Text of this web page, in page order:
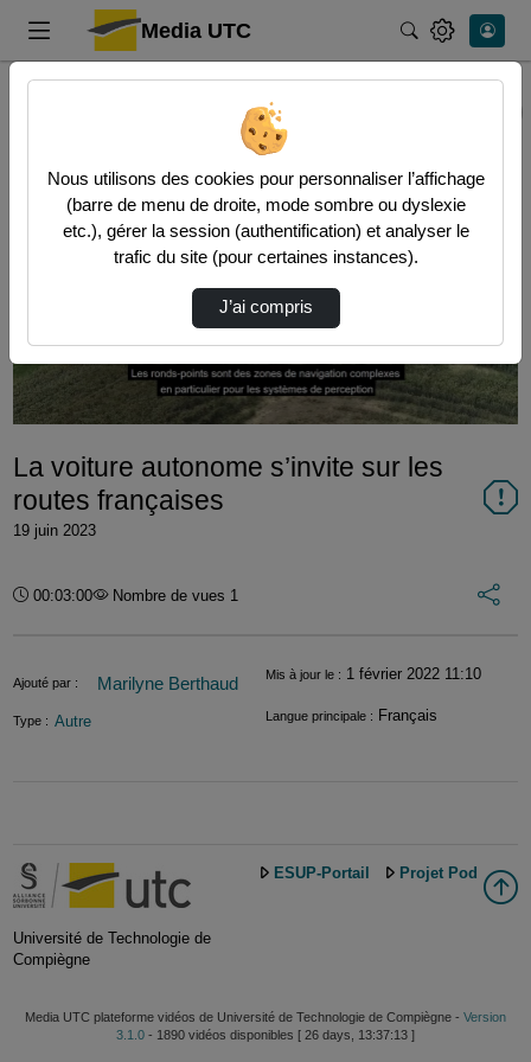
Media UTC Rechercher
La voiture autonome s’invite sur les routes …
Lire
la
vidéo
La voiture autonome s’invite sur les
routes françaises
19 juin 2023
Durée :
00:03:00 Nombre de vues 1
Informations
Ajouté par : Marilyne Berthaud Mis à jour le : 1 février 2022 11:10
Type : Autre Langue principale : Français
Université de Technologie de
Compiègne
ESUP-Portail Projet Pod
Media UTC plateforme vidéos de Université de Technologie de Compiègne - Version
3.1.0 - 1890 vidéos disponibles [ 26 days, 13:37:13 ]
Nous utilisons des cookies pour personnaliser l’affichage
(barre de menu de droite, mode sombre ou dyslexie
etc.), gérer la session (authentification) et analyser le
trafic du site (pour certaines instances).
J’ai compris